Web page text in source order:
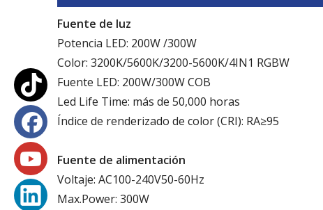
Fuente de luz
Potencia LED: 200W /300W
Color: 3200K/5600K/3200-5600K/4IN1 RGBW
Fuente LED: 200W/300W COB
Led Life Time: más de 50,000 horas
Índice de renderizado de color (CRI): RA≥95
Fuente de alimentación
Voltaje: AC100-240V50-60Hz
Max.Power: 300W